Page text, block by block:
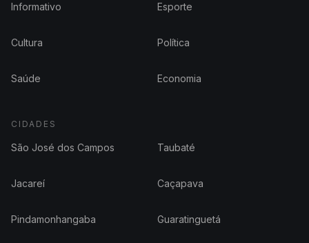
Informativo Esporte
Cultura Política
Saúde Economia
CIDADES
São José dos Campos Taubaté
Jacareí Caçapava
Pindamonhangaba Guaratinguetá